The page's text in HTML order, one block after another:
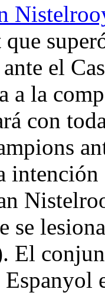
que
el
a la
con
se
El